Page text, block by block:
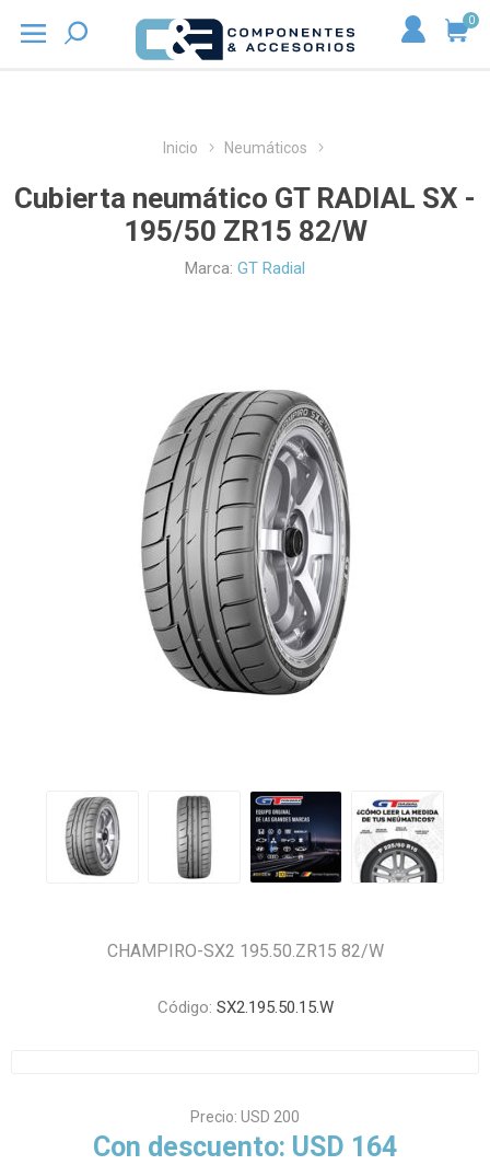
0
Inicio Neumáticos
Cubierta neumático GT RADIAL SX -
195/50 ZR15 82/W
Marca: GT Radial
CHAMPIRO-SX2 195.50.ZR15 82/W
Código: SX2.195.50.15.W
Precio: USD 200
Con descuento: USD 164